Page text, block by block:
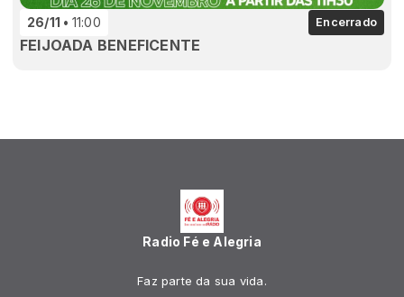
26/11 11:00 Encerrado
FEIJOADA BENEFICENTE
Radio Fé e Alegria
Faz parte da sua vida.